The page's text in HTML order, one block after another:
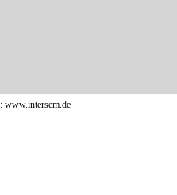
www.intersem.de